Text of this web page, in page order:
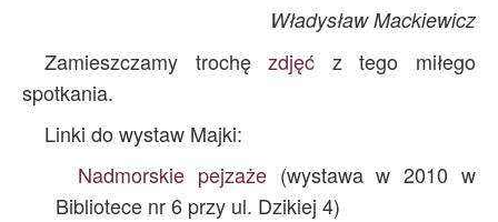
Władysław Mackiewicz
Zamieszczamy trochęzdjęć z tego miłego
spotkania.
Linki do wystaw Majki:
Nadmorskie pejzaże(wystawa w 2010 w
Bibliotece nr 6 przy ul. Dzikiej 4)